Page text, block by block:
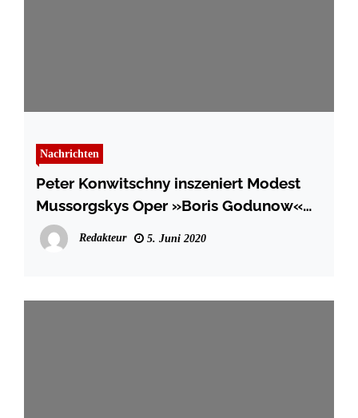
Nachrichten
Peter Konwitschny inszeniert Modest
Mussorgskys Oper »Boris Godunow«
am Theater Lübeck
Redakteur 5. Juni 2020